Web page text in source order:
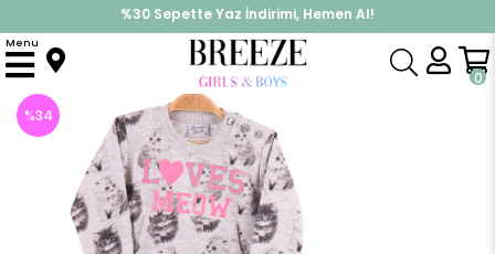
%30 Sepette Yaz İndirimi, Hemen Al!
İndirimlere ek %10 İndirimi Kap, Hemen Üye Ol!
0
Menu
Anasayfa Takımlar Eşofman Takım Kız Bebek Eşofman Takımı Kedili Gri (1 Yaş)
%34